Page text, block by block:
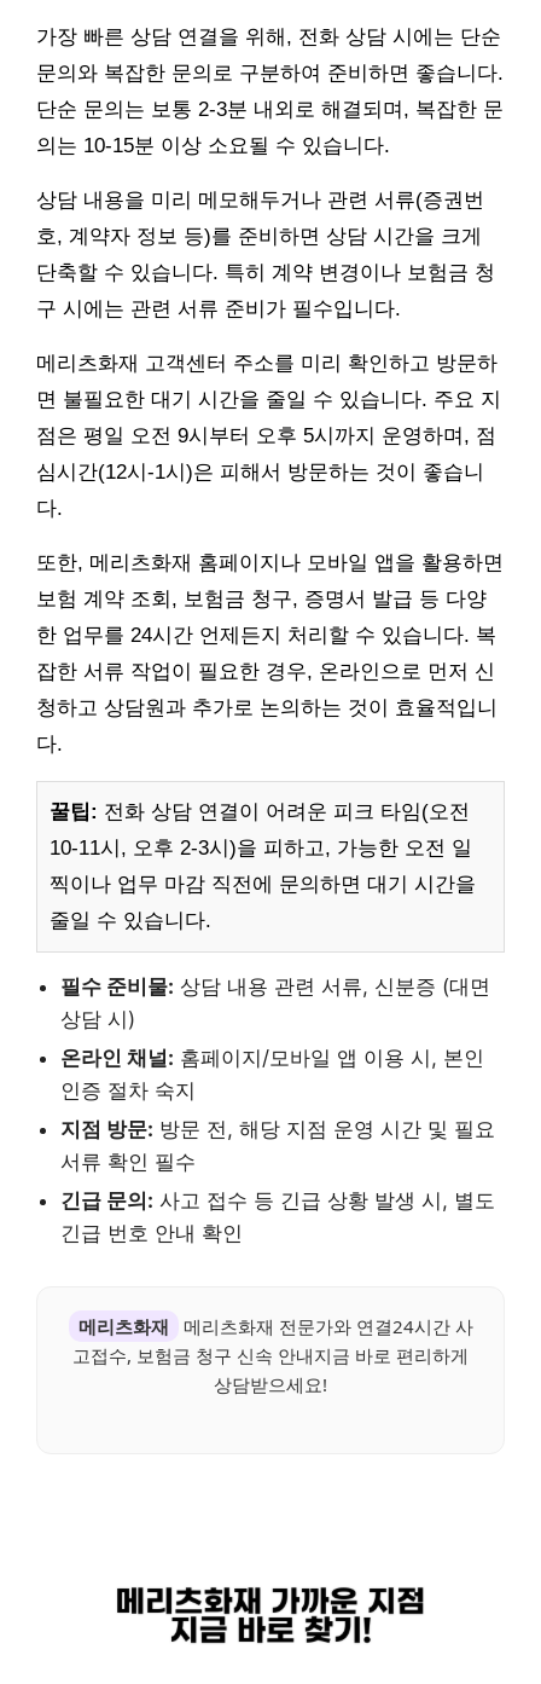
가장 빠른 상담 연결을 위해, 전화 상담 시에는 단순
문의와 복잡한 문의로 구분하여 준비하면 좋습니다.
단순 문의는 보통 2-3분 내외로 해결되며, 복잡한 문
의는 10-15분 이상 소요될 수 있습니다.
상담 내용을 미리 메모해두거나 관련 서류(증권번
호, 계약자 정보 등)를 준비하면 상담 시간을 크게
단축할 수 있습니다. 특히 계약 변경이나 보험금 청
구 시에는 관련 서류 준비가 필수입니다.
메리츠화재 고객센터 주소를 미리 확인하고 방문하
면 불필요한 대기 시간을 줄일 수 있습니다. 주요 지
점은 평일 오전 9시부터 오후 5시까지 운영하며, 점
심시간(12시-1시)은 피해서 방문하는 것이 좋습니
다.
또한, 메리츠화재 홈페이지나 모바일 앱을 활용하면
보험 계약 조회, 보험금 청구, 증명서 발급 등 다양
한 업무를 24시간 언제든지 처리할 수 있습니다. 복
잡한 서류 작업이 필요한 경우, 온라인으로 먼저 신
청하고 상담원과 추가로 논의하는 것이 효율적입니
다.
꿀팁: 전화 상담 연결이 어려운 피크 타임(오전
10-11시, 오후 2-3시)을 피하고, 가능한 오전 일
찍이나 업무 마감 직전에 문의하면 대기 시간을
줄일 수 있습니다.
필수 준비물: 상담 내용 관련 서류, 신분증 (대면
상담 시)
온라인 채널: 홈페이지/모바일 앱 이용 시, 본인
인증 절차 숙지
지점 방문: 방문 전, 해당 지점 운영 시간 및 필요
서류 확인 필수
긴급 문의: 사고 접수 등 긴급 상황 발생 시, 별도
긴급 번호 안내 확인
메리츠화재
메리츠화재 전문가와 연결24시간 사
고접수, 보험금 청구 신속 안내지금 바로 편리하게
상담받으세요!